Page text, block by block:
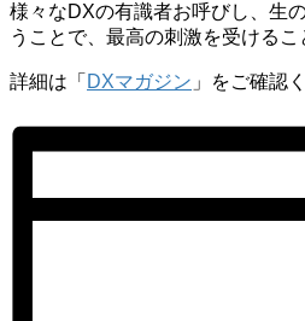
様々なDXの有識者お呼びし
生
うことで、最高の刺激を受けるこ
詳細は「 DXマガジン 」をご確認